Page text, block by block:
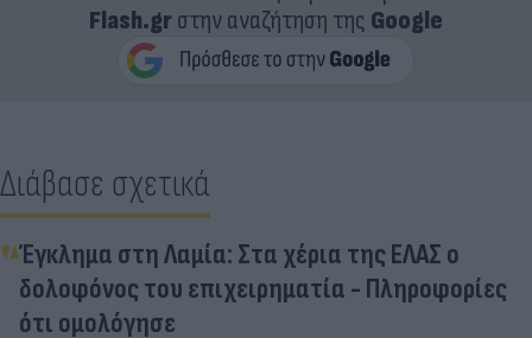
Flash.grστην αναζήτηση της Google
Διάβασε σχετικά
Έγκλημα στη Λαμία: Στα χέρια της ΕΛΑΣ ο
δολοφόνος του επιχειρηματία - Πληροφορίες
ότι ομολόγησε